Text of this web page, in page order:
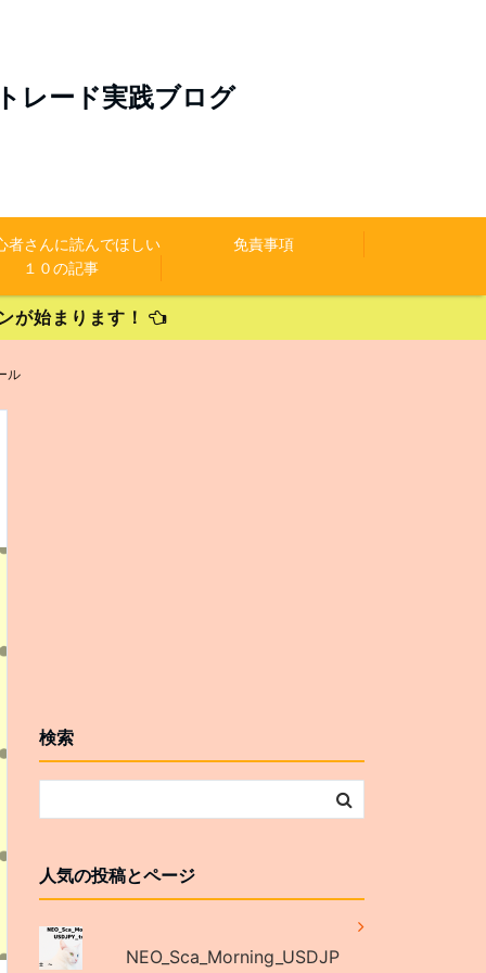
レード実践ブログ
者さんに読んでほしい
１０の記事
免責事項
始まります！
ル
検索
人気の投稿とページ
NEO_Sca_Morning_USDJP